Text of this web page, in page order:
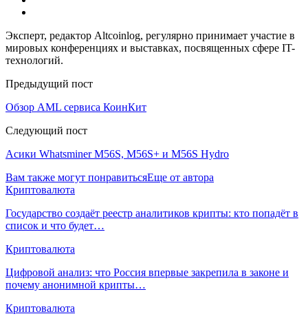
Эксперт, редактор Altcoinlog, регулярно принимает участие в
мировых конференциях и выставках, посвященных сфере IT-
технологий.
Предыдущий пост
Обзор AML сервиса КоинКит
Следующий пост
Асики Whatsminer M56S, M56S+ и M56S Hydro
Вам также могут понравитьсяЕще от автора
Криптовалюта
Государство создаёт реестр аналитиков крипты: кто попадёт в
список и что будет…
Криптовалюта
Цифровой анализ: что Россия впервые закрепила в законе и
почему анонимной крипты…
Криптовалюта